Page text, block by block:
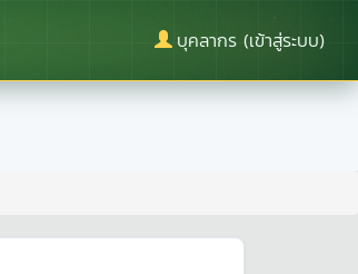
บุคลากร (เข้าสู่ระบบ)